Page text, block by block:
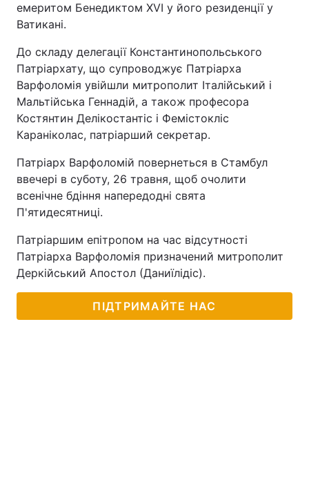
емеритом Бенедиктом XVI у його резиденції у
Ватикані.
До складу делегації Константинопольського
Патріархату, що супроводжує Патріарха
Варфоломія увійшли митрополит Італійський і
Мальтійська Геннадій, а також професора
Костянтин Делікостантіс і Фемістокліс
Караніколас, патріарший секретар.
Патріарх Варфоломій повернеться в Стамбул
ввечері в суботу, 26 травня, щоб очолити
всенічне бдіння напередодні свята
П'ятидесятниці.
Патріаршим епітропом на час відсутності
Патріарха Варфоломія призначений митрополит
Деркійський Апостол (Даниїлідіс).
ПІДТРИМАЙТЕ НАС